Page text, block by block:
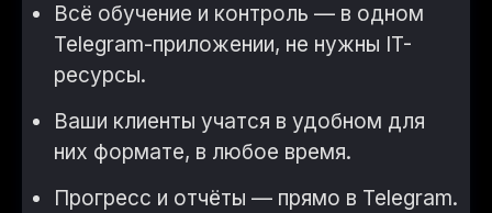
Всё обучение и контроль — в одном
Telegram-приложении, не нужны IT-
ресурсы.
Ваши клиенты учатся в удобном для
них формате, в любое время.
Прогресс и отчёты — прямо в Telegram.